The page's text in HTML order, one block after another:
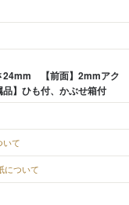
24mm 【前面】2mmアク
】ひも付、かぶせ箱付
いて
について